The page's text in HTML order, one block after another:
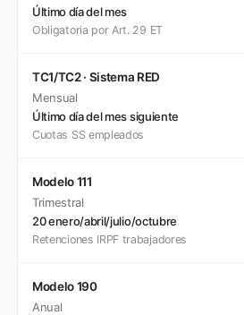
Último día del mes
Obligatoria por Art. 29 ET
TC1/TC2 · Sistema RED
Mensual
Último día del mes siguiente
Cuotas SS empleados
Modelo 111
Trimestral
20 enero/abril/julio/octubre
Retenciones IRPF trabajadores
Modelo 190
Anual